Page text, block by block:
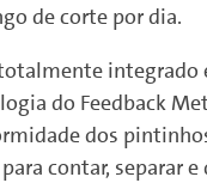
de corte por dia.
do Feedback
dos
contar, separar